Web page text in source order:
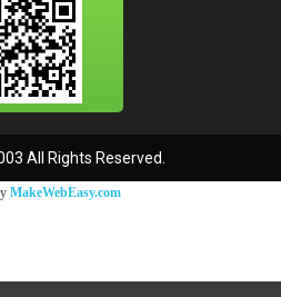
All Rights Reserved.
MakeWebEasy.com